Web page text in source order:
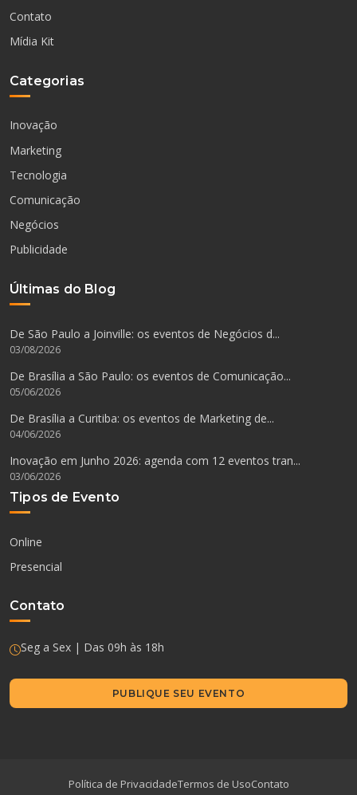
Contato
Mídia Kit
Categorias
Inovação
Marketing
Tecnologia
Comunicação
Negócios
Publicidade
Últimas do Blog
De São Paulo a Joinville: os eventos de Negócios d...
03/08/2026
De Brasília a São Paulo: os eventos de Comunicação...
05/06/2026
De Brasília a Curitiba: os eventos de Marketing de...
04/06/2026
Inovação em Junho 2026: agenda com 12 eventos tran...
03/06/2026
Tipos de Evento
Online
Presencial
Contato
Seg a Sex | Das 09h às 18h
PUBLIQUE SEU EVENTO
Política de PrivacidadeTermos de UsoContato